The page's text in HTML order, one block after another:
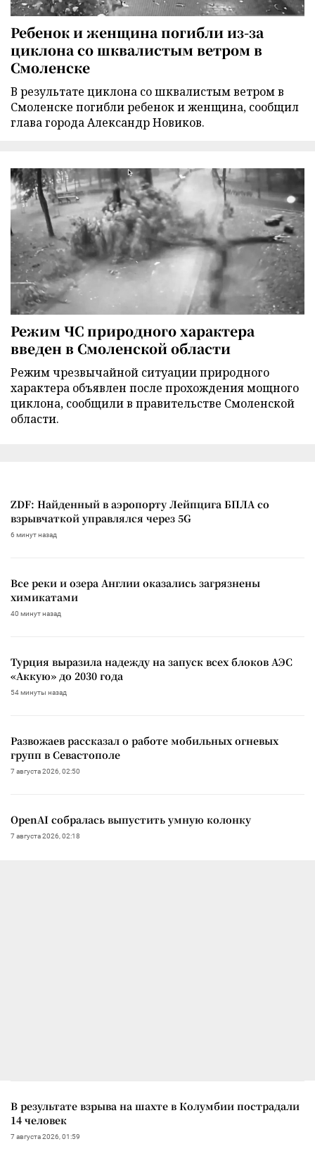
Ребенок и женщина погибли из-за
циклона со шквалистым ветром в
Смоленске
В результате циклона со шквалистым ветром в
Смоленске погибли ребенок и женщина, сообщил
глава города Александр Новиков.
Режим ЧС природного характера
введен в Смоленской области
Режим чрезвычайной ситуации природного
характера объявлен после прохождения мощного
циклона, сообщили в правительстве Смоленской
области.
ZDF: Найденный в аэропорту Лейпцига БПЛА со
взрывчаткой управлялся через 5G
6 минут назад
Все реки и озера Англии оказались загрязнены
химикатами
40 минут назад
Турция выразила надежду на запуск всех блоков АЭС
«Аккую» до 2030 года
54 минуты назад
Развожаев рассказал о работе мобильных огневых
групп в Севастополе
7 августа 2026, 02:50
OpenAI собралась выпустить умную колонку
7 августа 2026, 02:18
В результате взрыва на шахте в Колумбии пострадали
14 человек
7 августа 2026, 01:59